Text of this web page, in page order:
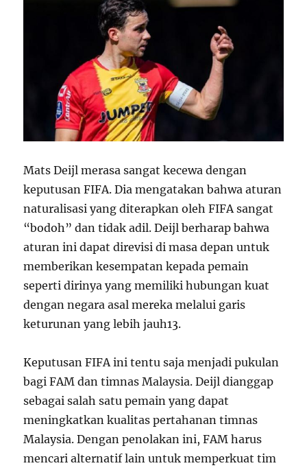
Mats Deijl merasa sangat kecewa dengan
keputusan FIFA. Dia mengatakan bahwa aturan
naturalisasi yang diterapkan oleh FIFA sangat
“bodoh” dan tidak adil. Deijl berharap bahwa
aturan ini dapat direvisi di masa depan untuk
memberikan kesempatan kepada pemain
seperti dirinya yang memiliki hubungan kuat
dengan negara asal mereka melalui garis
keturunan yang lebih jauh13.
Keputusan FIFA ini tentu saja menjadi pukulan
bagi FAM dan timnas Malaysia. Deijl dianggap
sebagai salah satu pemain yang dapat
meningkatkan kualitas pertahanan timnas
Malaysia. Dengan penolakan ini, FAM harus
mencari alternatif lain untuk memperkuat tim